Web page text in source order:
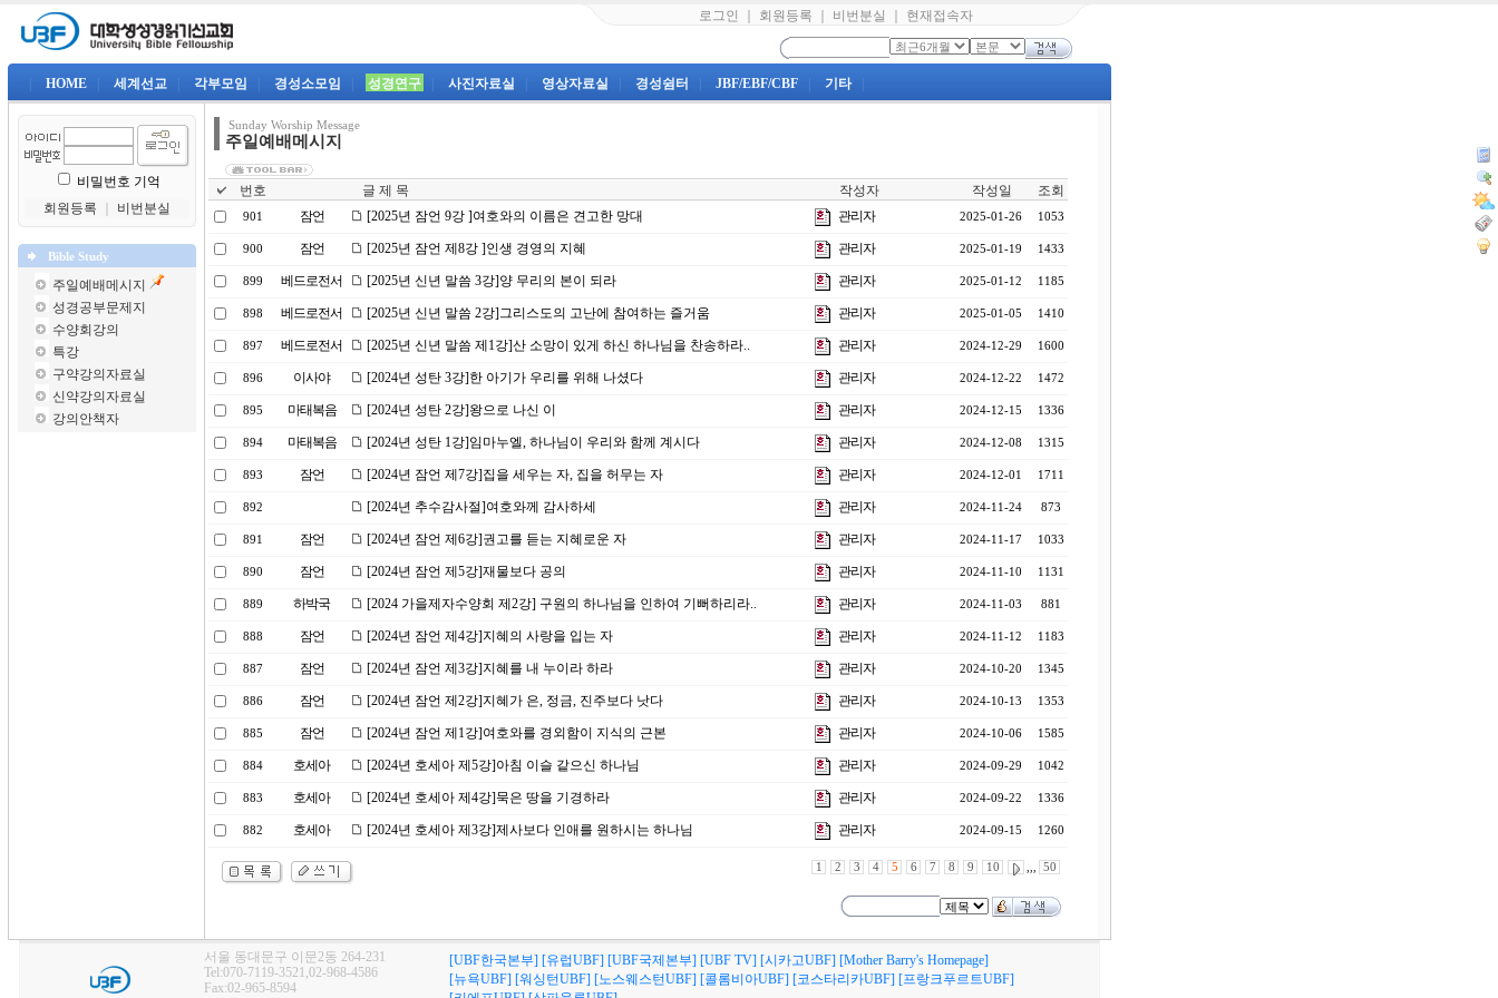
로그인 회원등록 비번분실 현재접속자
HOME 세계선교 각부모임 경성소모임 성경연구 사진자료실 영상자료실 경성쉼터 JBF/EBF/CBF 기타
비밀번호 기억
회원등록
비번분실
Bible Study
주일예배메시지
성경공부문제지
수양회강의
특강
구약강의자료실
신약강의자료실
강의안책자
Sunday Worship Message
주일예배메시지
번호 글 제 목 작성자 작성일 조회
901 잠언 [2025년 잠언 9강 ]여호와의 이름은 견고한 망대 관리자 2025-01-26 1053
900 잠언 [2025년 잠언 제8강 ]인생 경영의 지혜 관리자 2025-01-19 1433
899 베드로전서 [2025년 신년 말씀 3강]양 무리의 본이 되라 관리자 2025-01-12 1185
898 베드로전서 [2025년 신년 말씀 2강]그리스도의 고난에 참여하는 즐거움 관리자 2025-01-05 1410
897 베드로전서 [2025년 신년 말씀 제1강]산 소망이 있게 하신 하나님을 찬송하라.. 관리자 2024-12-29 1600
896 이사야 [2024년 성탄 3강]한 아기가 우리를 위해 나셨다 관리자 2024-12-22 1472
895 마태복음 [2024년 성탄 2강]왕으로 나신 이 관리자 2024-12-15 1336
894 마태복음 [2024년 성탄 1강]임마누엘, 하나님이 우리와 함께 계시다 관리자 2024-12-08 1315
893 잠언 [2024년 잠언 제7강]집을 세우는 자, 집을 허무는 자 관리자 2024-12-01 1711
892 [2024년 추수감사절]여호와께 감사하세 관리자 2024-11-24 873
891 잠언 [2024년 잠언 제6강]권고를 듣는 지혜로운 자 관리자 2024-11-17 1033
890 잠언 [2024년 잠언 제5강]재물보다 공의 관리자 2024-11-10 1131
889 하박국 [2024 가을제자수양회 제2강] 구원의 하나님을 인하여 기뻐하리라.. 관리자 2024-11-03 881
888 잠언 [2024년 잠언 제4강]지혜의 사랑을 입는 자 관리자 2024-11-12 1183
887 잠언 [2024년 잠언 제3강]지혜를 내 누이라 하라 관리자 2024-10-20 1345
886 잠언 [2024년 잠언 제2강]지혜가 은, 정금, 진주보다 낫다 관리자 2024-10-13 1353
885 잠언 [2024년 잠언 제1강]여호와를 경외함이 지식의 근본 관리자 2024-10-06 1585
884 호세아 [2024년 호세아 제5강]아침 이슬 같으신 하나님 관리자 2024-09-29 1042
883 호세아 [2024년 호세아 제4강]묵은 땅을 기경하라 관리자 2024-09-22 1336
882 호세아 [2024년 호세아 제3강]제사보다 인애를 원하시는 하나님 관리자 2024-09-15 1260
1 2 3 4 5 6 7 8 9 10 ,,, 50
서울 동대문구 이문2동 264-231
Tel:070-7119-3521,02-968-4586
Fax:02-965-8594
[UBF한국본부] [유럽UBF] [UBF국제본부] [UBF TV] [시카고UBF] [Mother Barry's Homepage]
[뉴욕UBF] [워싱턴UBF] [노스웨스턴UBF] [콜롬비아UBF] [코스타리카UBF] [프랑크푸르트UBF]